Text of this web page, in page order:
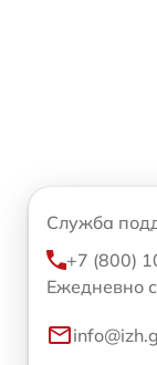
Служба
+7 (800)
Ежедневно